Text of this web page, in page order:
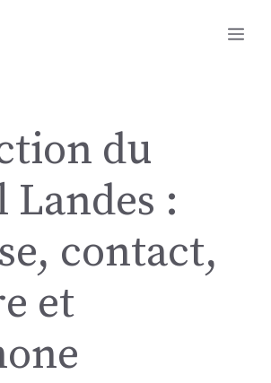
du
:
contact,
et